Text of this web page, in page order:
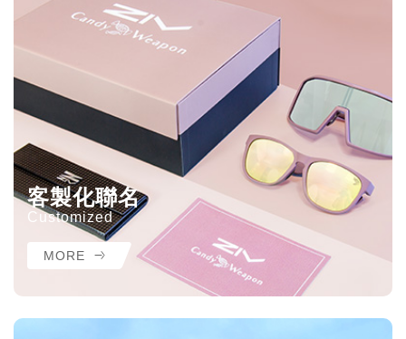
客製化聯名
Customized
MORE